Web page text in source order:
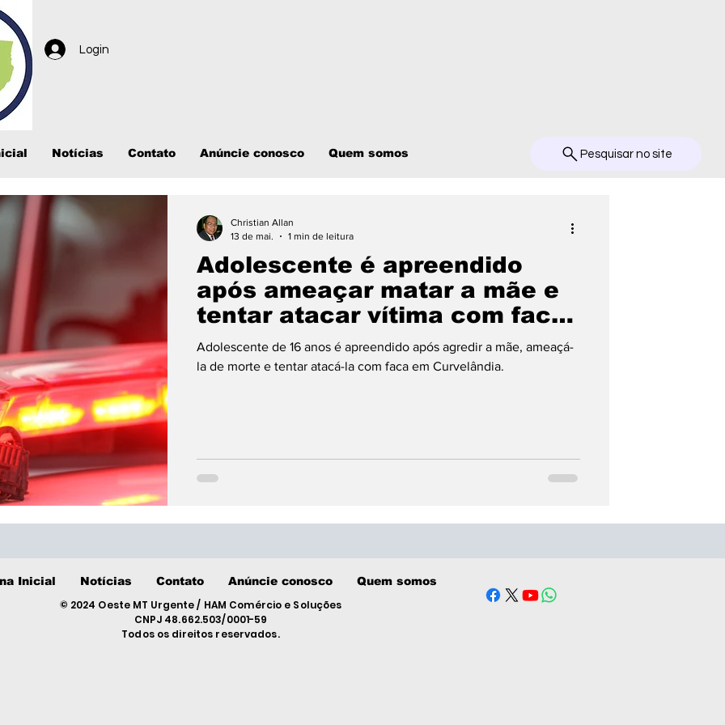
Login
Notícias Contato Anúncie conosco Quem somos Pesquisar no site
Adolescente é apreendido
após ameaçar matar a mãe e
tentar atacar vítima com faca
em Curvelândia
Adolescente de 16 anos é apreendido após agredir a mãe, ameaçá-
la de morte e tentar atacá-la com faca em Curvelândia.
Christian Allan
13 de mai.
1 min de leitura
Inicial Notícias Contato Anúncie conosco Quem somos
© 2024 Oeste MT Urgente / HAM Comércio e Soluções
CNPJ 48.662.503/0001-59
Todos os direitos reservados.